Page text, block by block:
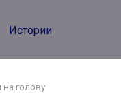
Истории
голову